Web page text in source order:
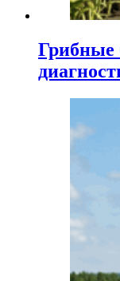
Грибные